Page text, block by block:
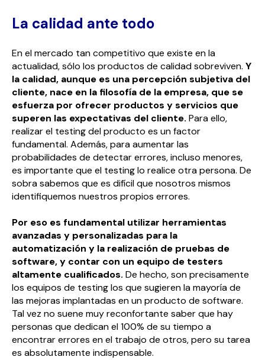
La calidad ante todo
En el mercado tan competitivo que existe en la
actualidad, sólo los productos de calidad sobreviven. Y
la calidad, aunque es una percepción subjetiva del
cliente, nace en la filosofía de la empresa, que se
esfuerza por ofrecer productos y servicios que
superen las expectativas del cliente. Para ello,
realizar el testing del producto es un factor
fundamental. Además, para aumentar las
probabilidades de detectar errores, incluso menores,
es importante que el testing lo realice otra persona. De
sobra sabemos que es difícil que nosotros mismos
identifiquemos nuestros propios errores.
Por eso es fundamental utilizar herramientas
avanzadas y personalizadas para la
automatización y la realización de pruebas de
software, y contar con un equipo de testers
altamente cualificados. De hecho, son precisamente
los equipos de testing los que sugieren la mayoría de
las mejoras implantadas en un producto de software.
Tal vez no suene muy reconfortante saber que hay
personas que dedican el 100% de su tiempo a
encontrar errores en el trabajo de otros, pero su tarea
es absolutamente indispensable.